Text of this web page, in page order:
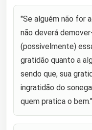
"Por quanto
defeitos
"O mais capaz
poder para
de alguém,
pedido ou o
para evitarmos ce
"Se alguém não for
não deverá
(possivelmente)
gratidão quanto a
sendo que, sua
ingratidão do
quem pratica o bem."